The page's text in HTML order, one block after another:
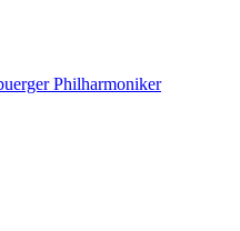
Philharmoniker